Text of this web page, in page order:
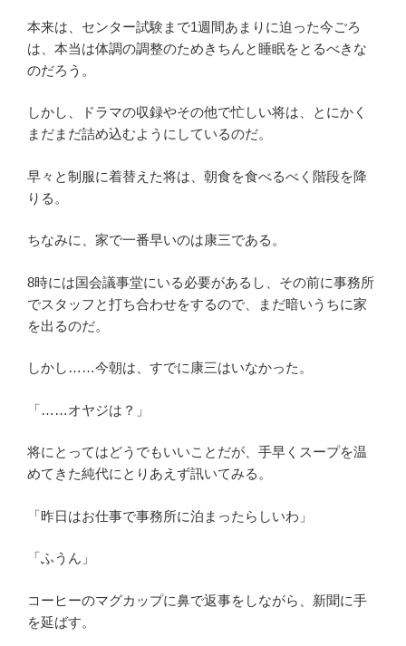
本来は、センター試験まで1週間あまりに迫った今ごろ
は、本当は体調の調整のためきちんと睡眠をとるべきな
のだろう。
しかし、ドラマの収録やその他で忙しい将は、とにかく
まだまだ詰め込むようにしているのだ。
早々と制服に着替えた将は、朝食を食べるべく階段を降
りる。
ちなみに、家で一番早いのは康三である。
8時には国会議事堂にいる必要があるし、その前に事務所
でスタッフと打ち合わせをするので、まだ暗いうちに家
を出るのだ。
しかし……今朝は、すでに康三はいなかった。
「……オヤジは？」
将にとってはどうでもいいことだが、手早くスープを温
めてきた純代にとりあえず訊いてみる。
「昨日はお仕事で事務所に泊まったらしいわ」
「ふうん」
コーヒーのマグカップに鼻で返事をしながら、新聞に手
を延ばす。